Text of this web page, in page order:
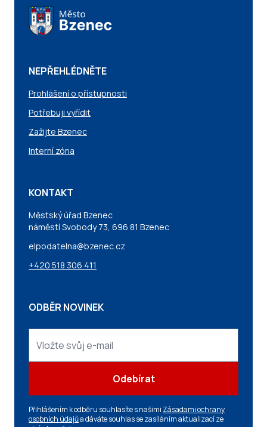
NEPŘEHLÉDNĚTE
Prohlášení o přístupnosti
Potřebuji vyřídit
Zažijte Bzenec
Interní zóna
KONTAKT
Městský úřad Bzenec
náměstí Svobody 73, 696 81 Bzenec
elpodatelna@bzenec.cz
+420 518 306 411
ODBĚR NOVINEK
Odebírat
Přihlášením k odběru souhlasíte s našimi Zásadami ochrany
osobních údajůa dáváte souhlas se zasíláním aktualizací ze